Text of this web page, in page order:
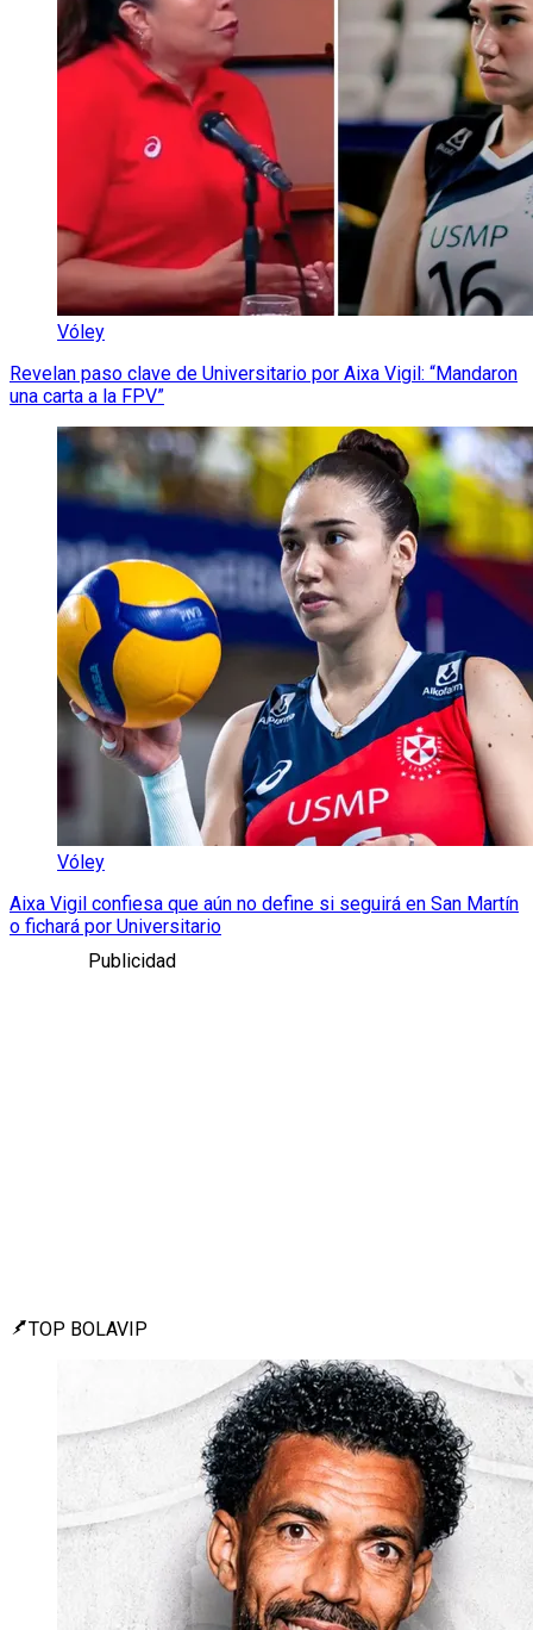
Vóley
Revelan paso clave de Universitario por Aixa Vigil: “Mandaron
una carta a la FPV”
Vóley
Aixa Vigil confiesa que aún no define si seguirá en San Martín
o fichará por Universitario
Publicidad
TOP BOLAVIP